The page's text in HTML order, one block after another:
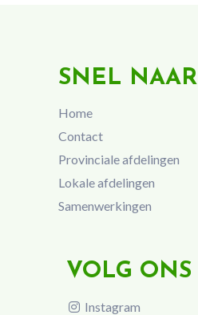
SNEL NAAR
Home
Contact
Provinciale afdelingen
Lokale afdelingen
Samenwerkingen
VOLG ONS
Instagram